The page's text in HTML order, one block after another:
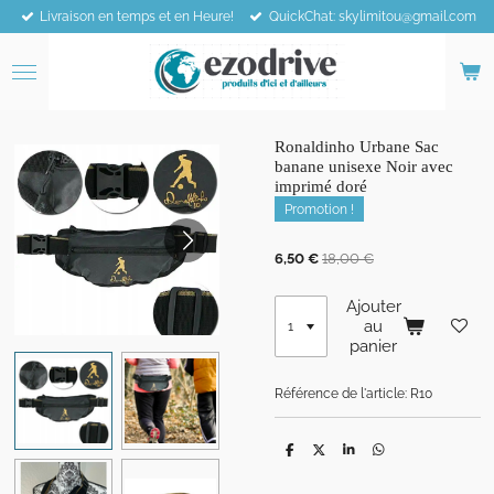
Passer
principal
Livraison en temps et en Heure! QuickChat: skylimitou@gmail.com
Ronaldinho Urbane Sac
banane unisexe Noir avec
imprimé doré
Promotion !
6,50 € 18,00 €
Ajouter
au
panier
Référence de l'article: R10
P
P
P
P